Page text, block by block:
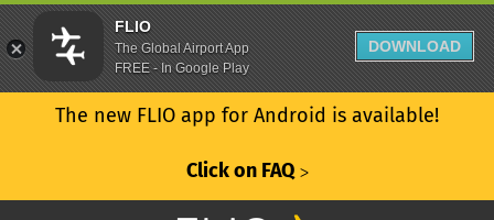
The new FLIO app for Android is available!
Click on FAQ ᐳ
FLIO
The Global Airport App
FREE - In Google Play
DOWNLOAD